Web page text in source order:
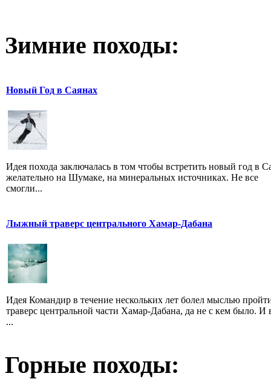
Зимние походы:
Новый Год в Саянах
Идея похода заключалась в том чтобы встретить новый год в
желательно на Шумаке, на минеральных источниках. Не все
смогли...
Лыжный траверс центрального Хамар-Дабана
Идея Командир в течение нескольких лет болел мыслью
траверс центральной части Хамар-Дабана, да не с кем было. И
...
Горные походы: